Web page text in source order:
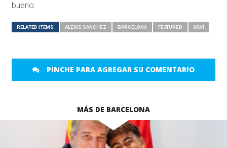
bueno.
RELATED ITEMS ALEXIS SÁNCHEZ BARCELONA FEATURED XAVI
PINCHE PARA AGREGAR SU COMENTARIO
MÁS DE BARCELONA